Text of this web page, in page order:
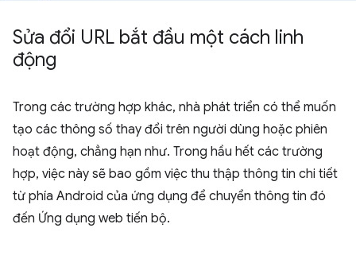
Sửa đổi URL bắt đầu một cách linh
động
Trong các trường hợp khác, nhà phát triển có thể muốn
tạo các thông số thay đổi trên người dùng hoặc phiên
hoạt động, chẳng hạn như. Trong hầu hết các trường
hợp, việc này sẽ bao gồm việc thu thập thông tin chi tiết
từ phía Android của ứng dụng để chuyển thông tin đó
đến Ứng dụng web tiến bộ.